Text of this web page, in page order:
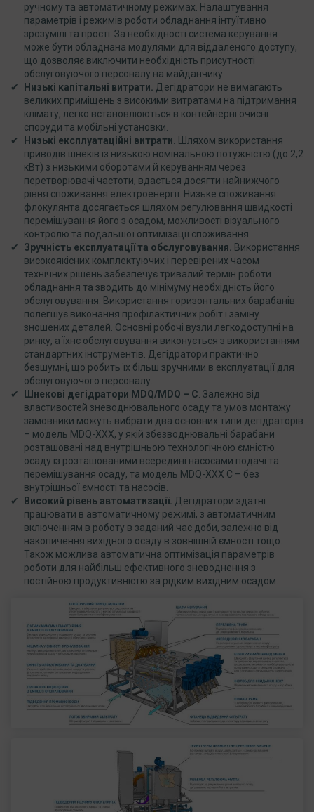
ручному та автоматичному режимах. Налаштування
параметрів і режимів роботи обладнання інтуїтивно
зрозумілі та прості. За необхідності система керування
може бути обладнана модулями для віддаленого доступу,
що дозволяє виключити необхідність присутності
обслуговуючого персоналу на майданчику.
Низькі капітальні витрати. Дегідратори не вимагають
великих приміщень з високими витратами на підтримання
клімату, легко встановлюються в контейнерні очисні
споруди та мобільні установки.
Низькі експлуатаційні витрати.
Шляхом використання
приводів шнеків із низькою номінальною потужністю (до 2,2
кВт) з низькими оборотами й керуванням через
перетворювачі частоти, вдається досягти найнижчого
рівня споживання електроенергії. Низьке споживання
флокулянта досягається шляхом регулювання швидкості
перемішування його з осадом, можливості візуального
контролю та подальшої оптимізації споживання.
Зручність експлуатації та обслуговування. Використання
високоякісних комплектуючих і перевірених часом
технічних рішень забезпечує тривалий термін роботи
обладнання та зводить до мінімуму необхідність його
обслуговування. Використання горизонтальних барабанів
полегшує виконання профілактичних робіт і заміну
зношених деталей. Основні робочі вузли легкодоступні на
ринку, а їхнє обслуговування виконується з використанням
стандартних інструментів. Дегідратори практично
безшумні, що робить їх більш зручними в експлуатації для
обслуговуючого персоналу.
Шнекові дегідратори MDQ/MDQ – C . Залежно від
властивостей зневоднювального осаду та умов монтажу
замовники можуть вибрати два основних типи дегідраторів
– модель MDQ-XXX, у якій збезводнювальні барабани
розташовані над внутрішньою технологічною ємністю
осаду із розташованими всередині насосами подачі та
перемішування осаду, та модель MDQ-XXX C – без
внутрішньої ємності та насосів.
Високий рівень автоматизації. Дегідратори здатні
працювати в автоматичному режимі, з автоматичним
включенням в роботу в заданий час доби, залежно від
накопичення вихідного осаду в зовнішній ємності тощо.
Також можлива автоматична оптимізація параметрів
роботи для найбільш ефективного зневоднення з
постійною продуктивністю за рідким вихідним осадом.